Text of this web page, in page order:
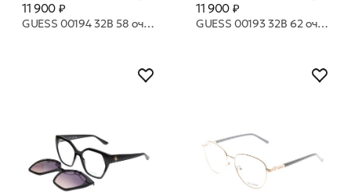
11 900 ₽
GUESS 00194 32B 58 очки с/з
11 900 ₽
GUESS 00193 32B 62 очки с/з